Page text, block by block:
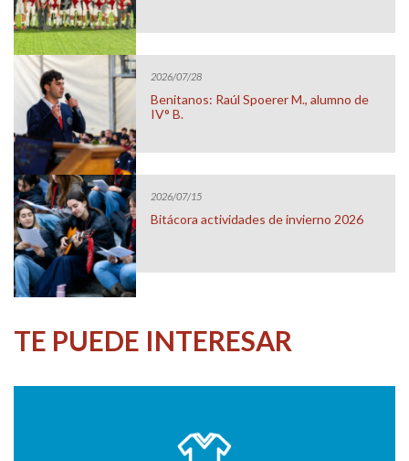
2026/07/28
Benitanos: Raúl Spoerer M., alumno de
IV° B.
2026/07/15
Bitácora actividades de invierno 2026
TE PUEDE INTERESAR